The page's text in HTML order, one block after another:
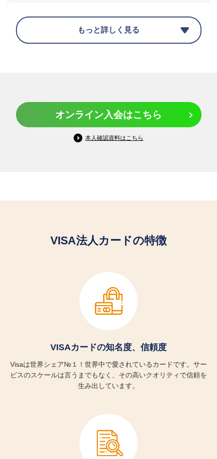
50～200万円
ショッピング補償
年間300万円までのお買物安心保険
※国内・海外でのご利用が対象です。
お支払い方法
口座振替
もっと詳しく見る
オンライン入会はこちら
本人確認資料はこちら
VISA法人カードの特徴
VISAカードの知名度、信頼度
Visaは世界シェア№１！世界中で愛されているカードです。サー
ビスのスケールは言うまでもなく、その高いクオリティで信頼を
生み出しています。